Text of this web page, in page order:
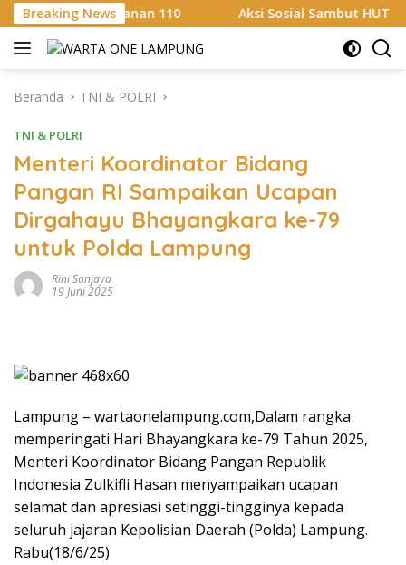
Langsung
ke
konten
Breaking News
110 Aksi Sosial Sambut HUT RI ke-81,
Beranda TNI & POLRI
TNI & POLRI
Menteri Koordinator Bidang
Pangan RI Sampaikan Ucapan
Dirgahayu Bhayangkara ke-79
untuk Polda Lampung
Rini Sanjaya
19 Juni 2025
Lampung – wartaonelampung.com,Dalam rangka
memperingati Hari Bhayangkara ke-79 Tahun 2025,
Menteri Koordinator Bidang Pangan Republik
Indonesia Zulkifli Hasan menyampaikan ucapan
selamat dan apresiasi setinggi-tingginya kepada
seluruh jajaran Kepolisian Daerah (Polda) Lampung.
Rabu(18/6/25)